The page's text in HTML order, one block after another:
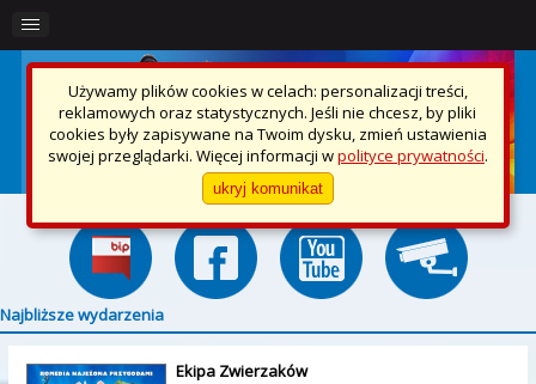
Najbliższe wydarzenia
Ekipa Zwierzaków
Używamy plików cookies w celach: personalizacji treści,
reklamowych oraz statystycznych. Jeśli nie chcesz, by pliki
cookies były zapisywane na Twoim dysku, zmień ustawienia
swojej przeglądarki. Więcej informacji wpolityce prywatności.
ukryj komunikat